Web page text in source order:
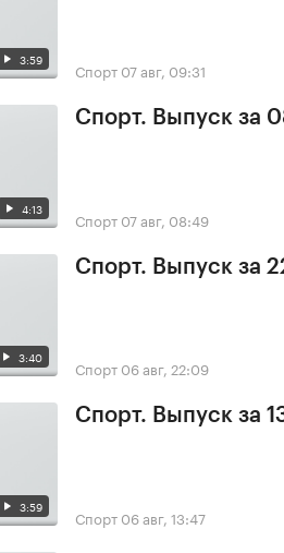
3:59 Спорт 07 авг, 09:31
4:13
Спорт. Выпуск за
Спорт 07 авг, 08:49
3:40
Спорт. Выпуск за
Спорт 06 авг, 22:09
3:59
Спорт. Выпуск за
Спорт 06 авг, 13:47